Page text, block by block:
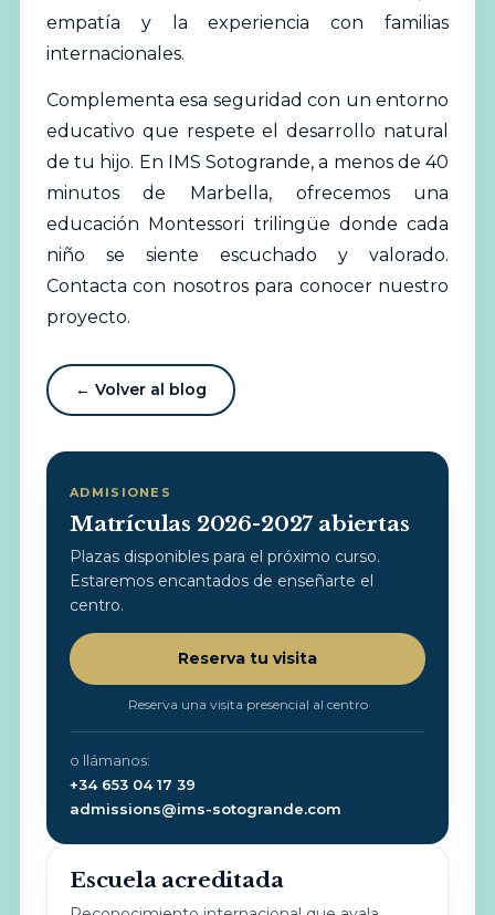
empatía y la experiencia con familias
internacionales.
Complementa esa seguridad con un entorno
educativo que respete el desarrollo natural
de tu hijo. En IMS Sotogrande, a menos de 40
minutos de Marbella, ofrecemos una
educación Montessori trilingüe donde cada
niño se siente escuchado y valorado.
Contacta con nosotros para conocer nuestro
proyecto.
← Volver al blog
ADMISIONES
Matrículas 2026-2027 abiertas
Plazas disponibles para el próximo curso.
Estaremos encantados de enseñarte el
centro.
Reserva tu visita
Reserva una visita presencial al centro
o llámanos:
+34 653 04 17 39
admissions@ims-sotogrande.com
Escuela acreditada